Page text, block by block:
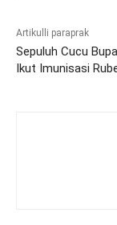
Artikulli paraprak
Sepuluh Cucu
Ikut Imunisasi